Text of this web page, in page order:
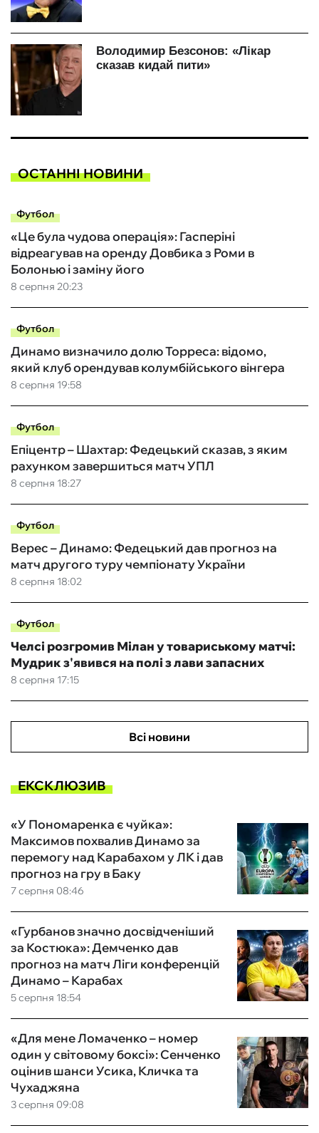
ОСТАННІ НОВИНИ
Футбол
8 серпня 20:23
«Це була чудова операція»: Гасперіні
відреагував на оренду Довбика з Роми в
Болонью і заміну його
Футбол
8 серпня 19:58
Динамо визначило долю Торреса: відомо,
який клуб орендував колумбійського вінгера
Футбол
8 серпня 18:27
Епіцентр – Шахтар: Федецький сказав, з яким
рахунком завершиться матч УПЛ
Футбол
8 серпня 18:02
Верес – Динамо: Федецький дав прогноз на
матч другого туру чемпіонату України
Футбол
8 серпня 17:15
Челсі розгромив Мілан у товариському матчі:
Мудрик з'явився на полі з лави запасних
Всі новини
ЕКСКЛЮЗИВ
7 серпня 08:46
«У Пономаренка є чуйка»:
Максимов похвалив Динамо за
перемогу над Карабахом у ЛК і дав
прогноз на гру в Баку
5 серпня 18:54
«Гурбанов значно досвідченіший
за Костюка»: Демченко дав
прогноз на матч Ліги конференцій
Динамо – Карабах
3 серпня 09:08
«Для мене Ломаченко – номер
один у світовому боксі»: Сенченко
оцінив шанси Усика, Кличка та
Чухаджяна